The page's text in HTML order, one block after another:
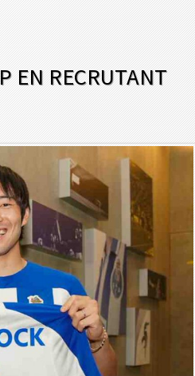
EN RECRUTANT